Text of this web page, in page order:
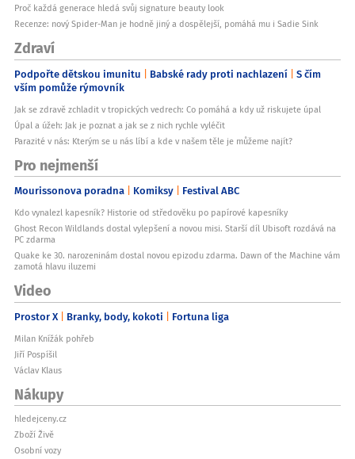
Proč každá generace hledá svůj signature beauty look
Recenze: nový Spider-Man je hodně jiný a dospělejší, pomáhá mu i Sadie Sink
Zdraví
Podpořte dětskou imunitu Babské rady proti nachlazení S čím
vším pomůže rýmovník
Jak se zdravě zchladit v tropických vedrech: Co pomáhá a kdy už riskujete úpal
Úpal a úžeh: Jak je poznat a jak se z nich rychle vyléčit
Parazité v nás: Kterým se u nás líbí a kde v našem těle je můžeme najít?
Pro nejmenší
Mourissonova poradna Komiksy Festival ABC
Kdo vynalezl kapesník? Historie od středověku po papírové kapesníky
Ghost Recon Wildlands dostal vylepšení a novou misi. Starší díl Ubisoft rozdává na
PC zdarma
Quake ke 30. narozeninám dostal novou epizodu zdarma. Dawn of the Machine vám
zamotá hlavu iluzemi
Video
Prostor X Branky, body, kokoti Fortuna liga
Milan Knížák pohřeb
Jiří Pospíšil
Václav Klaus
Nákupy
hledejceny.cz
Zboží Živě
Osobní vozy